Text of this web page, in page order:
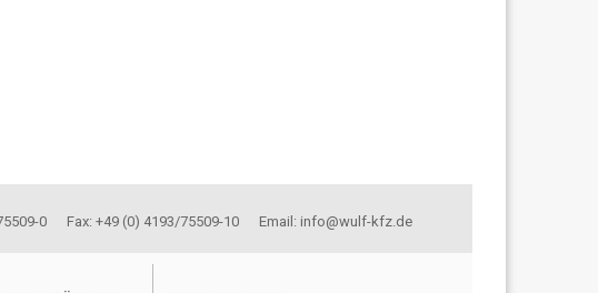
0 Fax: +49 (0) 4193/75509-10 Email: info@wulf-kfz.de